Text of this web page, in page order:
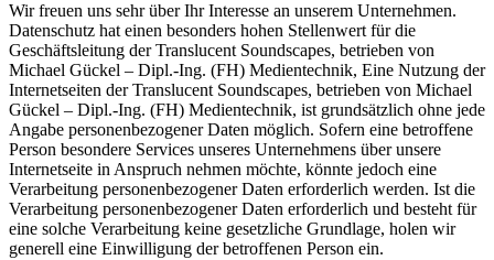
Wir freuen uns sehr über Ihr Interesse an unserem Unternehmen.
Datenschutz hat einen besonders hohen Stellenwert für die
Geschäftsleitung der Translucent Soundscapes, betrieben von
Michael Gückel – Dipl.-Ing. (FH) Medientechnik, Eine Nutzung der
Internetseiten der Translucent Soundscapes, betrieben von Michael
Gückel – Dipl.-Ing. (FH) Medientechnik, ist grundsätzlich ohne jede
Angabe personenbezogener Daten möglich. Sofern eine betroffene
Person besondere Services unseres Unternehmens über unsere
Internetseite in Anspruch nehmen möchte, könnte jedoch eine
Verarbeitung personenbezogener Daten erforderlich werden. Ist die
Verarbeitung personenbezogener Daten erforderlich und besteht für
eine solche Verarbeitung keine gesetzliche Grundlage, holen wir
generell eine Einwilligung der betroffenen Person ein.